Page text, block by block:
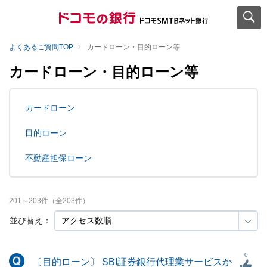
よくあるご質問TOP カードローン・目的ローン等
カードローン・目的ローン等
カードローン
目的ローン
不動産担保ローン
並び替え：
201 ～203件（全203件）
〔目的ローン〕 SBI証券銀行代理業サービスか
0